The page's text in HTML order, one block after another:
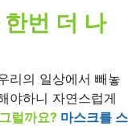
번 더 나
리의 일상에서 빼놓
야하니 자연스럽게
럴까요? 마스크를 스